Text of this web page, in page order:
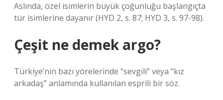
Aslında, özel isimlerin büyük çoğunluğu başlangıçta
tür isimlerine dayanır (HYD 2, s. 87; HYD 3, s. 97-98).
Çeşit ne demek argo?
Türkiye’nin bazı yörelerinde “sevgili” veya “kız
arkadaş” anlamında kullanılan esprili bir söz.